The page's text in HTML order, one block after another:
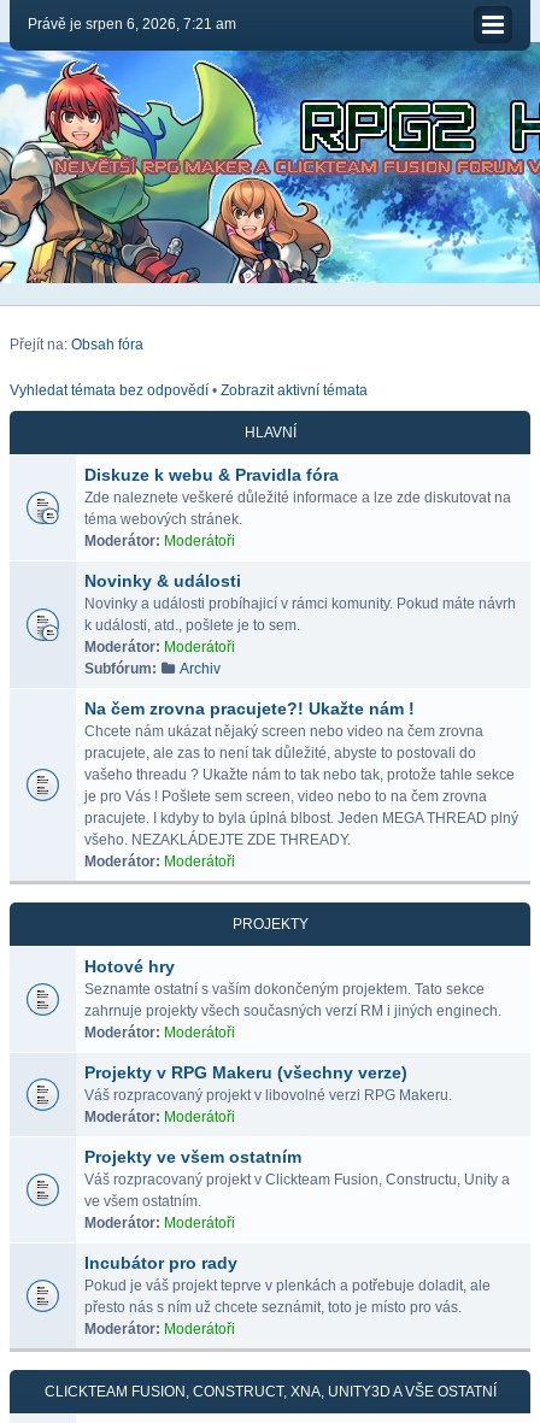
Právě je srpen 6, 2026, 7:21 am
Přejít na: Obsah fóra
Vyhledat témata bez odpovědí • Zobrazit aktivní témata
HLAVNÍ
Diskuze k webu & Pravidla fóra
Zde naleznete veškeré důležité informace a lze zde diskutovat na
téma webových stránek.
Moderátor: Moderátoři
Novinky & události
Novinky a události probíhajicí v rámci komunity. Pokud máte návrh
k události, atd., pošlete je to sem.
Moderátor: Moderátoři
Subfórum:
Archiv
Na čem zrovna pracujete?! Ukažte nám !
Chcete nám ukázat nějaký screen nebo video na čem zrovna
pracujete, ale zas to není tak důležité, abyste to postovali do
vašeho threadu ? Ukažte nám to tak nebo tak, protože tahle sekce
je pro Vás ! Pošlete sem screen, video nebo to na čem zrovna
pracujete. I kdyby to byla úplná blbost. Jeden MEGA THREAD plný
všeho. NEZAKLÁDEJTE ZDE THREADY.
Moderátor: Moderátoři
PROJEKTY
Hotové hry
Seznamte ostatní s vaším dokončeným projektem. Tato sekce
zahrnuje projekty všech současných verzí RM i jiných enginech.
Moderátor: Moderátoři
Projekty v RPG Makeru (všechny verze)
Váš rozpracovaný projekt v libovolné verzi RPG Makeru.
Moderátor: Moderátoři
Projekty ve všem ostatním
Váš rozpracovaný projekt v Clickteam Fusion, Constructu, Unity a
ve všem ostatním.
Moderátor: Moderátoři
Incubátor pro rady
Pokud je váš projekt teprve v plenkách a potřebuje doladit, ale
přesto nás s ním už chcete seznámit, toto je místo pro vás.
Moderátor: Moderátoři
CLICKTEAM FUSION, CONSTRUCT, XNA, UNITY3D A VŠE OSTATNÍ